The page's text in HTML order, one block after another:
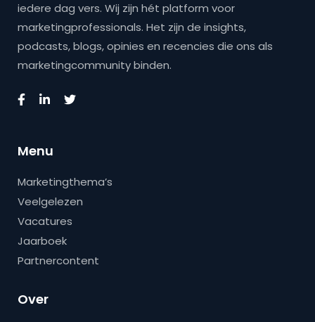
iedere dag vers. Wij zijn hét platform voor
marketingprofessionals. Het zijn de insights,
podcasts, blogs, opinies en recencies die ons als
marketingcommunity binden.
Menu
Marketingthema’s
Veelgelezen
Vacatures
Jaarboek
Partnercontent
Over